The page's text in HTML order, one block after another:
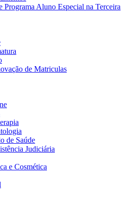
Programa Aluno Especial na Terceira
de Matriculas
de Saúde
Judiciária
e Cosmética